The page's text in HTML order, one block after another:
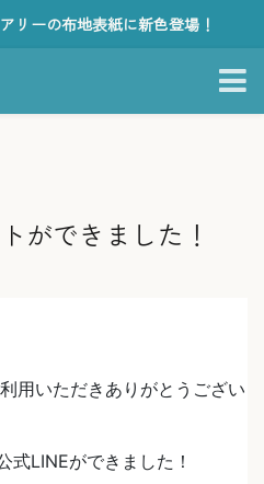
リーの布地表紙に新色登場！
ができました！
用いただきありがとうござい
LINEができました！